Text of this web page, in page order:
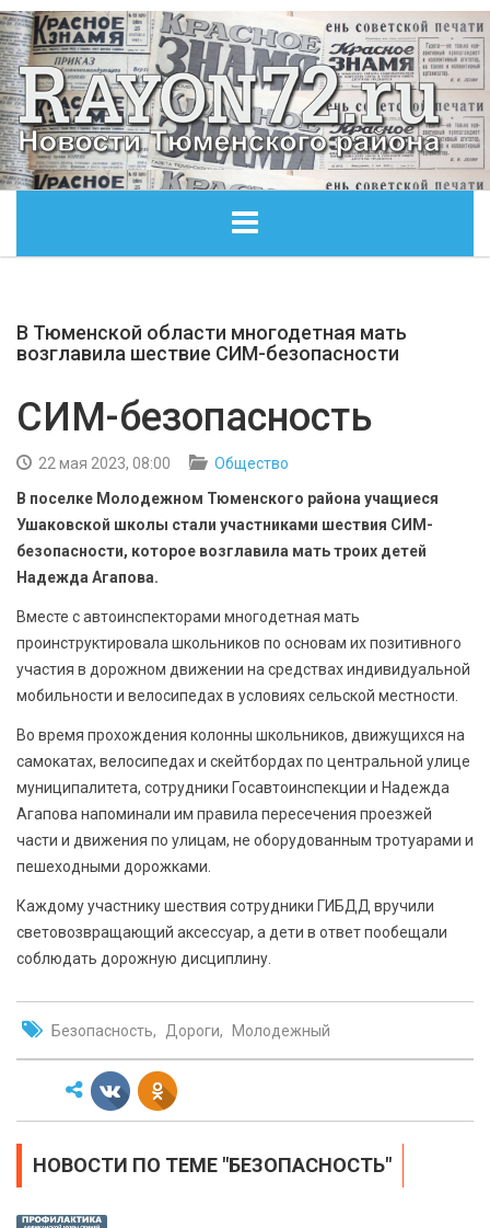
ОБЩЕСТВО
БЕЗОПАСНОСТЬ
СПОРТ
АРХИВ PDF
В Тюменской области многодетная мать
возглавила шествие СИМ-безопасности
СИМ-безопасность
22 мая 2023, 08:00
Общество
В поселке Молодежном Тюменского района учащиеся
Ушаковской школы стали участниками шествия СИМ-
безопасности, которое возглавила мать троих детей
Надежда Агапова.
Вместе с автоинспекторами многодетная мать
проинструктировала школьников по основам их позитивного
участия в дорожном движении на средствах индивидуальной
мобильности и велосипедах в условиях сельской местности.
Во время прохождения колонны школьников, движущихся на
самокатах, велосипедах и скейтбордах по центральной улице
муниципалитета, сотрудники Госавтоинспекции и Надежда
Агапова напоминали им правила пересечения проезжей
части и движения по улицам, не оборудованным тротуарами и
пешеходными дорожками.
Каждому участнику шествия сотрудники ГИБДД вручили
световозвращающий аксессуар, а дети в ответ пообещали
соблюдать дорожную дисциплину.
Безопасность Дороги Молодежный
НОВОСТИ ПО ТЕМЕ "БЕЗОПАСНОСТЬ"